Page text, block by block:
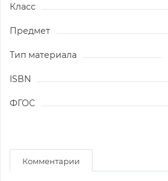
Класс
Предмет
Тип материала
ISBN
ФГОС
Комментарии